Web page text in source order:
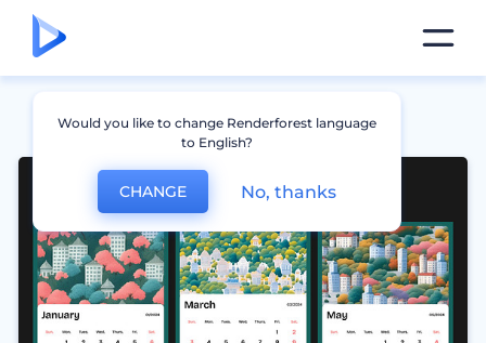
Would you like to change Renderforest language
to English?
CHANGE No, thanks